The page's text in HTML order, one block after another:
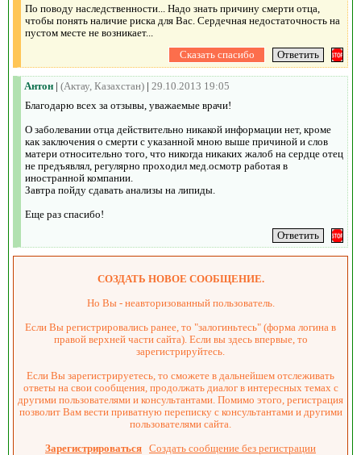
По поводу наследственности... Надо знать причину смерти отца,
чтобы понять наличие риска для Вас. Сердечная недостаточность на
пустом месте не возникает...
Антон | (Актау, Казахстан) | 29.10.2013 19:05
Благодарю всех за отзывы, уважаемые врачи!
О заболевании отца действительно никакой информации нет, кроме
как заключения о смерти с указанной мною выше причиной и слов
матери относительно того, что никогда никаких жалоб на сердце отец
не предъявлял, регулярно проходил мед.осмотр работая в
иностранной компании.
Завтра пойду сдавать анализы на липиды.
Еще раз спасибо!
СОЗДАТЬ НОВОЕ СООБЩЕНИЕ.
Но Вы - неавторизованный пользователь.
Если Вы регистрировались ранее, то "залогиньтесь" (форма логина в
правой верхней части сайта). Если вы здесь впервые, то
зарегистрируйтесь.
Если Вы зарегистрируетесь, то сможете в дальнейшем отслеживать
ответы на свои сообщения, продолжать диалог в интересных темах с
другими пользователями и консультантами. Помимо этого, регистрация
позволит Вам вести приватную переписку с консультантами и другими
пользователями сайта.
Зарегистрироваться Создать сообщение без регистрации